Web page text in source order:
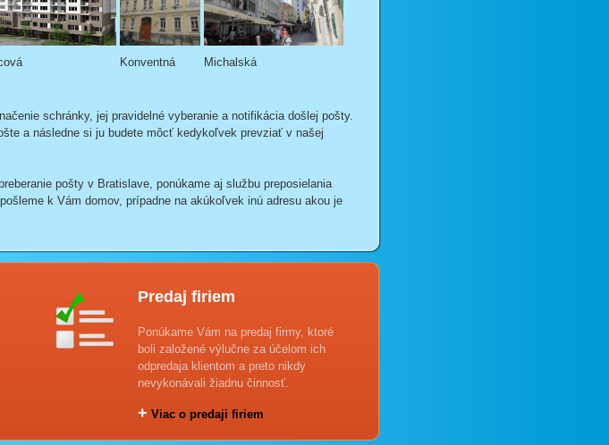
Konventná Michalská
schránky, jej pravidelné vyberanie a notifikácia došlej pošty.
a následne si ju budete môcť kedykoľvek prevziať v našej
pošty v Bratislave, ponúkame aj službu preposielania
k Vám domov, prípadne na akúkoľvek inú adresu akou je
Predaj firiem
Ponúkame Vám na predaj firmy, ktoré
boli založené výlučne za účelom ich
odpredaja klientom a preto nikdy
nevykonávali žiadnu činnosť.
+ Viac o predaji firiem